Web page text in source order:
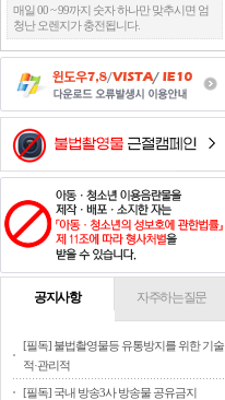
매일 00 ~ 99까지 숫자 하나만 맞추시면 엄
청난 오렌지가 충전됩니다.
공지사항 자주하는질문
[필독] 불법촬영물등 유통방지를 위한 기술
적·관리적
[필독] 국내 방송3사 방송물 공유금지